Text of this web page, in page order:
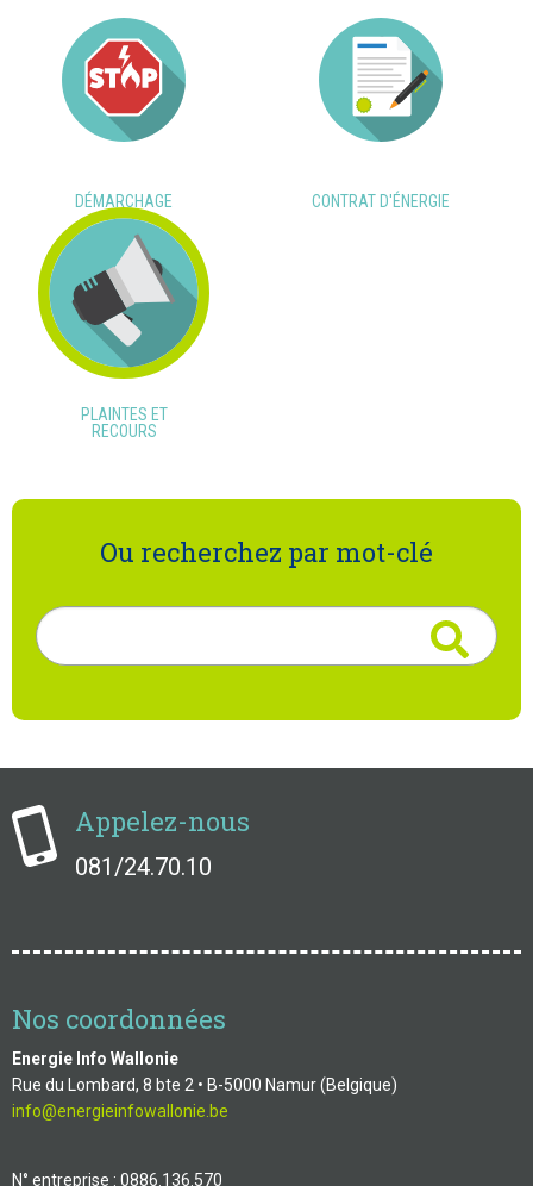
DÉMARCHAGE CONTRAT D'ÉNERGIE
PLAINTES ET
RECOURS
Ou recherchez par mot-clé
Rechercher
Appelez-nous
081/24.70.10
Nos coordonnées
Energie Info Wallonie
Rue du Lombard, 8 bte 2 • B-5000 Namur (Belgique)
info@energieinfowallonie.be
N° entreprise : 0886.136.570